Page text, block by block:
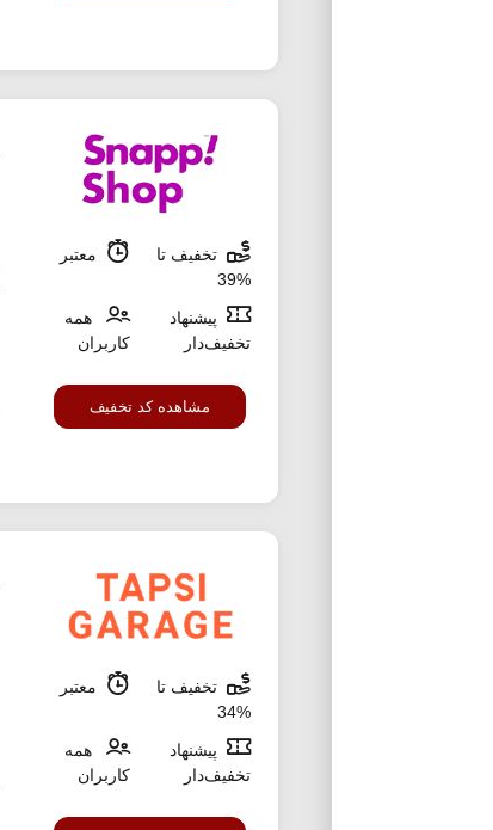
تخفیف تا
%39
معتبر
پیشنهاد
تخفیف‌دار
همه
کاربران
مشاهده کد تخفیف
تخفیف تا
%34
معتبر
پیشنهاد
تخفیف‌دار
همه
کاربران